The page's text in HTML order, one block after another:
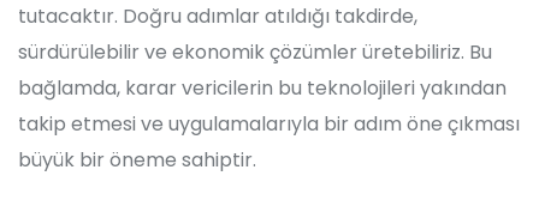
tutacaktır. Doğru adımlar atıldığı takdirde,
sürdürülebilir ve ekonomik çözümler üretebiliriz. Bu
bağlamda, karar vericilerin bu teknolojileri yakından
takip etmesi ve uygulamalarıyla bir adım öne çıkması
büyük bir öneme sahiptir.